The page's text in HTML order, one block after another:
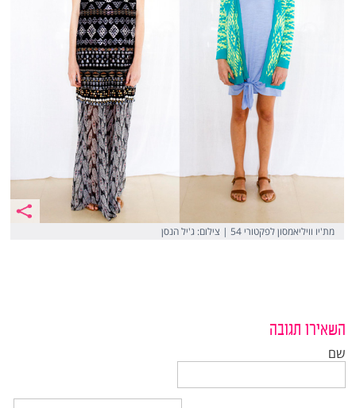
מת'יו וויליאמסון לפקטורי 54 | צילום:‎ ‎ג'יל הנסן
השאירו תגובה
שם